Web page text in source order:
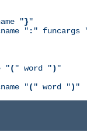
"}"
" : " funcargs
"( " word ") "
"( " word ") "